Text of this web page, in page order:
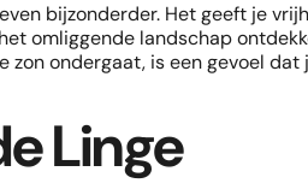
bijzonderder. Het geeft je
omliggende landschap
zon ondergaat, is een gevoel dat
Linge